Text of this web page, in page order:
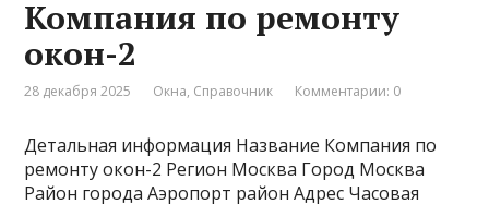
Компания по ремонту
окон-2
28 декабря 2025 Окна, Справочник Комментарии: 0
Детальная информация Название Компания по
ремонту окон-2 Регион Москва Город Москва
Район города Аэропорт район Адрес Часовая